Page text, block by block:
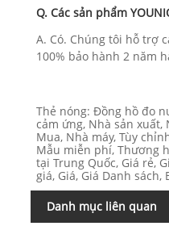
Q. Các sản phẩm
A. Có. Chúng tôi hỗ trợ
100% bảo hành 2 năm
Thẻ nóng: Đồng hồ đo
cảm ứng, Nhà sản xuất,
Mua, Nhà máy, Tùy
Mẫu miễn phí, Thương
tại Trung Quốc, Giá rẻ,
giá, Giá, Giá Danh sách,
Danh mục liên quan